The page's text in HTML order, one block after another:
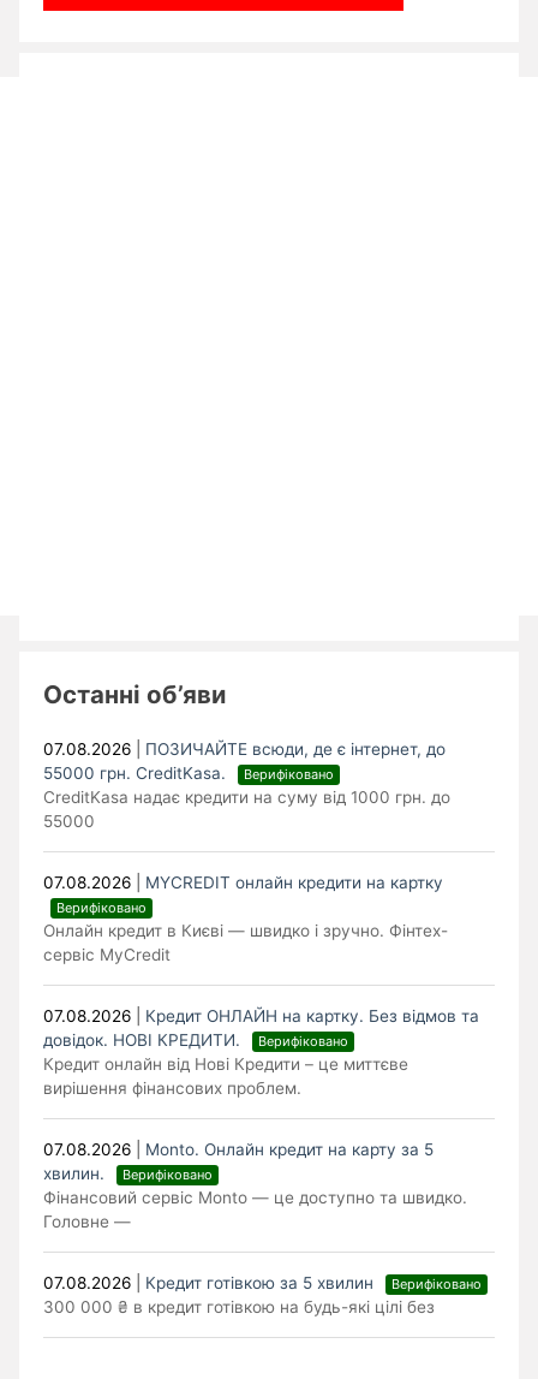
Останні об’яви
07.08.2026
ПОЗИЧАЙТЕ всюди, де є інтернет, до
55000 грн. CreditKasa.
Верифіковано
CreditKasa надає кредити на суму від 1000 грн. до
55000
07.08.2026 MYCREDIT онлайн кредити на картку
Верифіковано
Онлайн кредит в Києві — швидко і зручно. Фінтех-
сервіс MyCredit
07.08.2026
Кредит ОНЛАЙН на картку. Без відмов та
довідок. НОВІ КРЕДИТИ.
Верифіковано
Кредит онлайн від Нові Кредити – це миттєве
вирішення фінансових проблем.
07.08.2026
Monto. Онлайн кредит на карту за 5
хвилин.
Верифіковано
Фінансовий сервіс Monto — це доступно та швидко.
Головне —
07.08.2026 Кредит готівкою за 5 хвилин Верифіковано
300 000 ₴ в кредит готівкою на будь-які цілі без